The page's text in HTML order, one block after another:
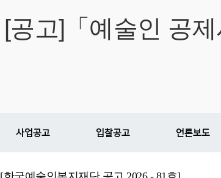
[공고]「예술인 공
사업공고 입찰공고 언론보도